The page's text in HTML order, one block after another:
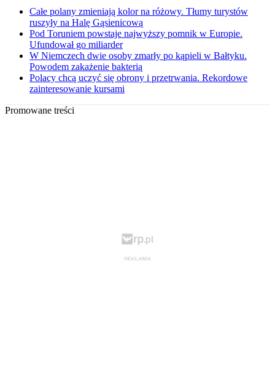
Całe polany zmieniają kolor na różowy. Tłumy turystów
ruszyły na Halę Gąsienicową
Pod Toruniem powstaje najwyższy pomnik w Europie.
Ufundował go miliarder
W Niemczech dwie osoby zmarły po kąpieli w Bałtyku.
Powodem zakażenie bakterią
Polacy chcą uczyć się obrony i przetrwania. Rekordowe
zainteresowanie kursami
Promowane treści